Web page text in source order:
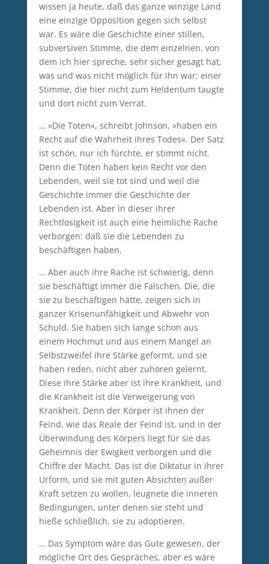
wissen ja heute, daß das ganze winzige Land
eine einzige Opposition gegen sich selbst
war. Es wäre die Geschichte einer stillen,
subversiven Stimme, die dem einzelnen, von
dem ich hier spreche, sehr sicher gesagt hat,
was und was nicht möglich für ihn war; einer
Stimme, die hier nicht zum Heldentum taugte
und dort nicht zum Verrat.
… »Die Toten«, schreibt Johnson, »haben ein
Recht auf die Wahrheit ihres Todes«. Der Satz
ist schön, nur ich fürchte, er stimmt nicht.
Denn die Toten haben kein Recht vor den
Lebenden, weil sie tot sind und weil die
Geschichte immer die Geschichte der
Lebenden ist. Aber in dieser ihrer
Rechtlosigkeit ist auch eine heimliche Rache
verborgen: daß sie die Lebenden zu
beschäftigen haben.
… Aber auch ihre Rache ist schwierig, denn
sie beschäftigt immer die Falschen. Die, die
sie zu beschäftigen hätte, zeigen sich in
ganzer Krisenunfähigkeit und Abwehr von
Schuld. Sie haben sich lange schon aus
einem Hochmut und aus einem Mangel an
Selbstzweifel ihre Stärke geformt, und sie
haben reden, nicht aber zuhören gelernt.
Diese ihre Stärke aber ist ihre Krankheit, und
die Krankheit ist die Verweigerung von
Krankheit. Denn der Körper ist ihnen der
Feind, wie das Reale der Feind ist, und in der
Überwindung des Körpers liegt für sie das
Geheimnis der Ewigkeit verborgen und die
Chiffre der Macht. Das ist die Diktatur in ihrer
Urform, und sie mit guten Absichten außer
Kraft setzen zu wollen, leugnete die inneren
Bedingungen, unter denen sie steht und
hieße schließlich, sie zu adoptieren.
… Das Symptom wäre das Gute gewesen, der
mögliche Ort des Gespräches, aber es wäre